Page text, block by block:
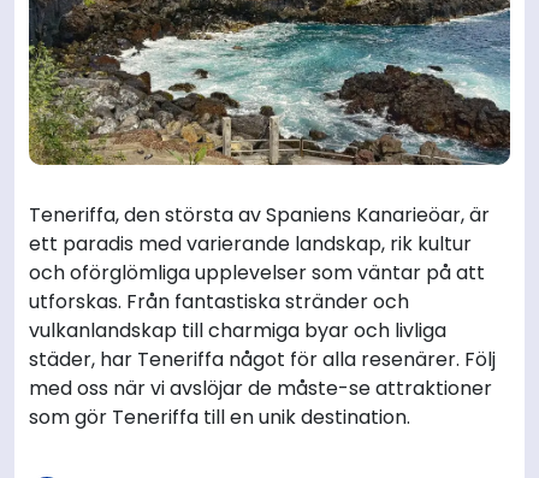
Teneriffa, den största av Spaniens Kanarieöar, är
ett paradis med varierande landskap, rik kultur
och oförglömliga upplevelser som väntar på att
utforskas. Från fantastiska stränder och
vulkanlandskap till charmiga byar och livliga
städer, har Teneriffa något för alla resenärer. Följ
med oss när vi avslöjar de måste-se attraktioner
som gör Teneriffa till en unik destination.